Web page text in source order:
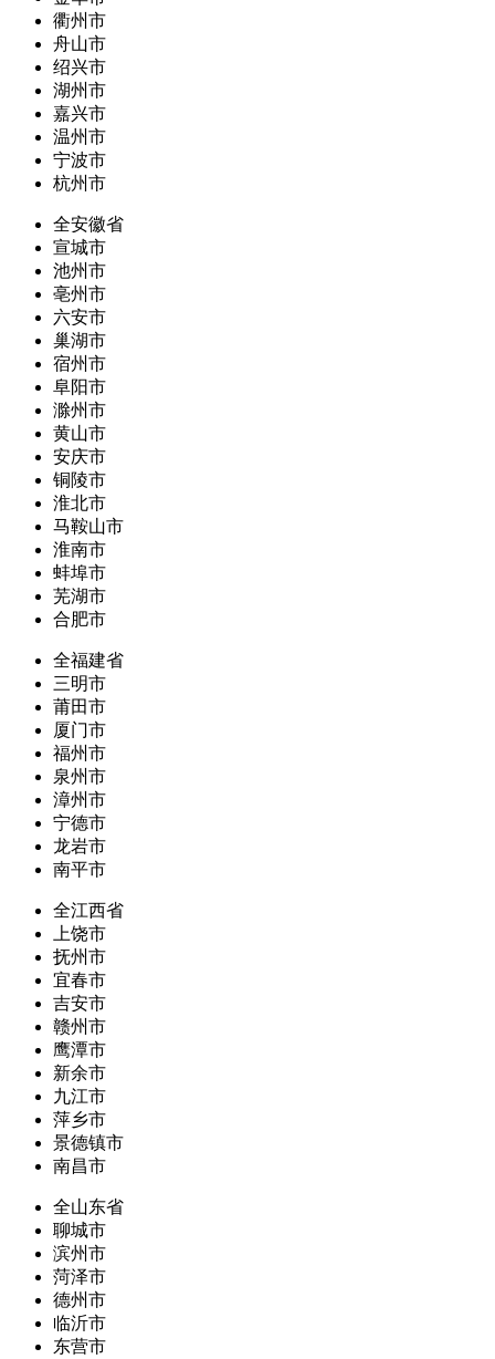
衢州市
舟山市
绍兴市
湖州市
嘉兴市
温州市
宁波市
杭州市
全安徽省
宣城市
池州市
亳州市
六安市
巢湖市
宿州市
阜阳市
滁州市
黄山市
安庆市
铜陵市
淮北市
马鞍山市
淮南市
蚌埠市
芜湖市
合肥市
全福建省
三明市
莆田市
厦门市
福州市
泉州市
漳州市
宁德市
龙岩市
南平市
全江西省
上饶市
抚州市
宜春市
吉安市
赣州市
鹰潭市
新余市
九江市
萍乡市
景德镇市
南昌市
全山东省
聊城市
滨州市
菏泽市
德州市
临沂市
东营市